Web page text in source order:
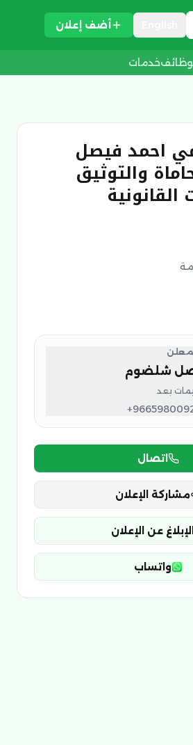
أضف إعلان
خدمات
احمد فيصل
والتوثيق
شلضوم
بعد
اتصال
مشاركة الإعلان
الإبلاغ عن الإعلان
واتساب